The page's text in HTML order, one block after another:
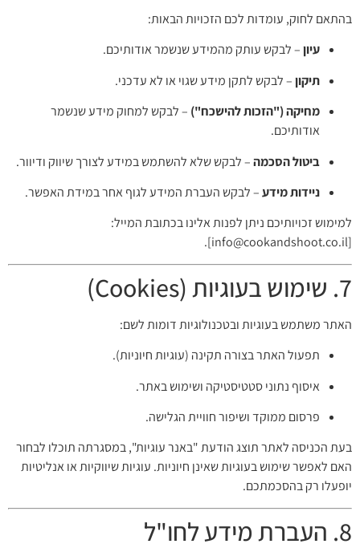
בהתאם לחוק, עומדות לכם הזכויות הבאות:
עיון– לבקש עותק מהמידע שנשמר אודותיכם.
תיקון– לבקש לתקן מידע שגוי או לא עדכני.
מחיקה ("הזכות להישכח") – לבקש למחוק מידע שנשמר
אודותיכם.
ביטול הסכמה– לבקש שלא להשתמש במידע לצורך שיווק ודיוור.
ניידות מידע– לבקש העברת המידע לגוף אחר במידת האפשר.
למימוש זכויותיכם ניתן לפנות אלינו בכתובת המייל:
[
info@cookandshoot.co.il
].
7. שימוש בעוגיות (Cookies)
האתר משתמש בעוגיות ובטכנולוגיות דומות לשם:
תפעול האתר בצורה תקינה (עוגיות חיוניות).
איסוף נתוני סטטיסטיקה ושימוש באתר.
פרסום ממוקד ושיפור חוויית הגלישה.
בעת הכניסה לאתר תוצג הודעת "באנר עוגיות", במסגרתה תוכלו לבחור
האם לאפשר שימוש בעוגיות שאינן חיוניות. עוגיות שיווקיות או אנליטיות
יופעלו רק בהסכמתכם.
8. העברת מידע לחו"ל